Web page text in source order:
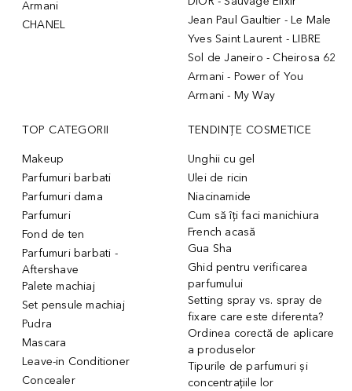
Armani
CHANEL
Jean Paul Gaultier - Le Male
Yves Saint Laurent - LIBRE
Sol de Janeiro - Cheirosa 62
Armani - Power of You
Armani - My Way
TOP CATEGORII
Makeup
Parfumuri barbati
Parfumuri dama
Parfumuri
Fond de ten
Parfumuri barbati -
Aftershave
Palete machiaj
Set pensule machiaj
Pudra
Mascara
Leave-in Conditioner
Concealer
TENDINȚE COSMETICE
Unghii cu gel
Ulei de ricin
Niacinamide
Cum să îți faci manichiura
French acasă
Gua Sha
Ghid pentru verificarea
parfumului
Setting spray vs. spray de
fixare care este diferenta?
Ordinea corectă de aplicare
a produselor
Tipurile de parfumuri și
concentrațiile lor